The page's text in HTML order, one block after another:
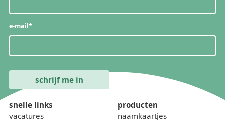
e-mail*
snelle links
vacatures
producten
naamkaartjes